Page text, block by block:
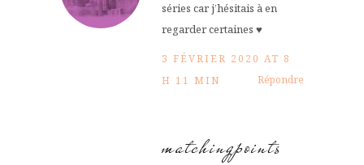
séries car j’hésitais à en
regarder certaines ♥
3 FÉVRIER 2020 AT 8
H 11 MIN
Répondre
matchingpoints
FLUX INSTA